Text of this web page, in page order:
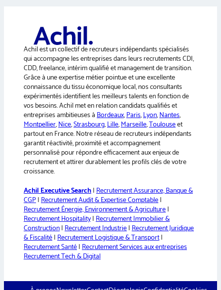
Achil est un collectif de recruteurs indépendants spécialisés
qui accompagne les entreprises dans leurs recrutements CDI,
CDD, freelance, intérim qualifié et management de transition.
Grâce à une expertise métier pointue et une excellente
connaissance du tissu économique local, nos consultants
expérimentés identifient les meilleurs talents en fonction de
vos besoins. Achil met en relation candidats qualifiés et
entreprises ambitieuses àBordeaux,Paris,Lyon,Nantes,
Montpellier,Nice,Strasbourg,Lille,Marseille,Toulouseet
partout en France. Notre réseau de recruteurs indépendants
garantit réactivité, proximité et accompagnement
personnalisé pour répondre efficacement aux enjeux de
recrutement et attirer durablement les profils clés de votre
croissance.
Achil Executive Search|Recrutement Assurance, Banque &
CGP|Recrutement Audit & Expertise Comptable|
Recrutement Énergie, Environnement & Agriculture|
Recrutement Hospitality|Recrutement Immobilier &
Construction|Recrutement Industrie|Recrutement Juridique
& Fiscalité|Recrutement Logistique & Transport|
Recrutement Santé|Recrutement Services aux entreprises
Recrutement Tech & Digital